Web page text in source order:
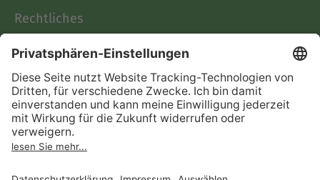
Rechtliches
AGB
Informationen nach Data
Act
Verträge hier kündigen
Impressum